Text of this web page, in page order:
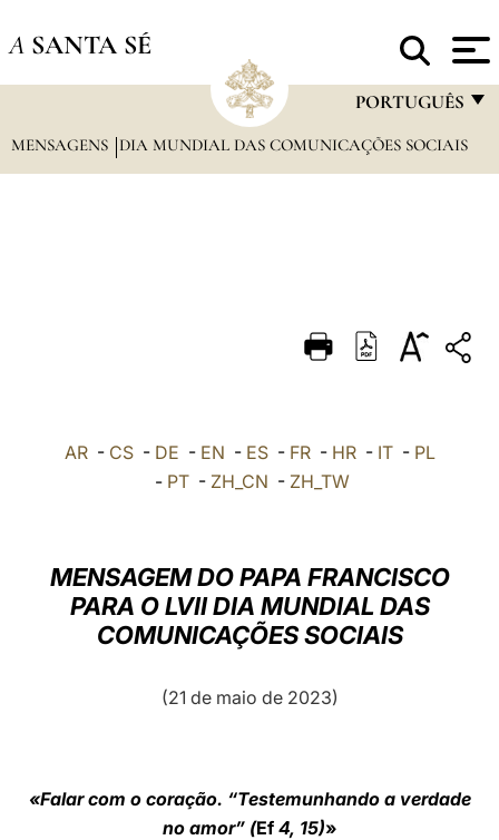
A SANTA SÉ
PORTUGUÊS
FRANÇAIS
DEUTSCH
العربيّة
MENSAGENS DIA MUNDIAL DAS COMUNICAÇÕES SOCIAIS
AR- CS- DE - EN - ES- FR- HR- IT- PL
- PT- ZH_CN - ZH_TW
MENSAGEM DO PAPA FRANCISCO
PARA O LVII DIA MUNDIAL DAS
COMUNICAÇÕES SOCIAIS
(21 de maio de 2023)
«Falar com o coração. “Testemunhando a verdade
no amor” (Ef 4, 15)»